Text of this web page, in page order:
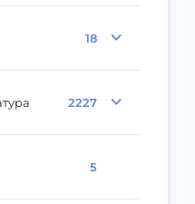
18
2227
5